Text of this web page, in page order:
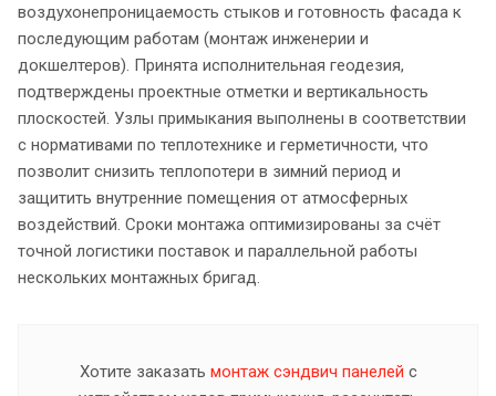
воздухонепроницаемость стыков и готовность фасада к
последующим работам (монтаж инженерии и
докшелтеров). Принята исполнительная геодезия,
подтверждены проектные отметки и вертикальность
плоскостей. Узлы примыкания выполнены в соответствии
с нормативами по теплотехнике и герметичности, что
позволит снизить теплопотери в зимний период и
защитить внутренние помещения от атмосферных
воздействий. Сроки монтажа оптимизированы за счёт
точной логистики поставок и параллельной работы
нескольких монтажных бригад.
Хотите заказать монтаж сэндвич панелей с